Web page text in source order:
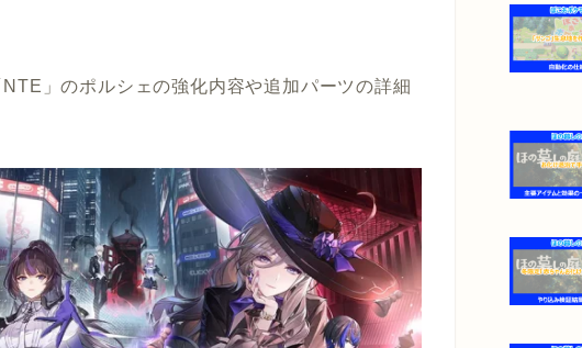
」のポルシェの強化内容や追加パーツの詳細